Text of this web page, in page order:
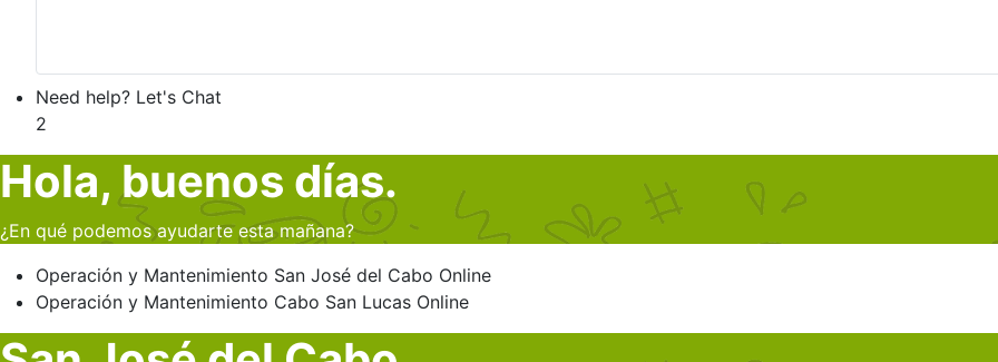
Need help? Let's Chat
2
Hola, buenos días.
¿En qué podemos ayudarte esta mañana?
Operación y Mantenimiento San José del Cabo Online
Operación y Mantenimiento Cabo San Lucas Online